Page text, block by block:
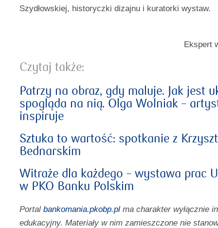
Szydłowskiej, historyczki dizajnu i kuratorki wystaw.
Ekspert
Czytaj także:
Patrzy na obraz, gdy maluje. Jak jest
spogląda na nią. Olga Wolniak –
inspiruje
Sztuka to wartość: spotkanie z
Bednarskim
Witraże dla każdego – wystawa prac
w PKO Banku Polskim
Portal bankomania.pkobp.pl ma charakter wyłącznie
edukacyjny. Materiały w nim zamieszczone nie